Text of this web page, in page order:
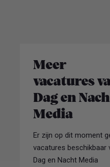
Meer
vacatures
Dag en
Media
Er zijn op dit moment
vacatures beschikbaar
Dag en Nacht Media